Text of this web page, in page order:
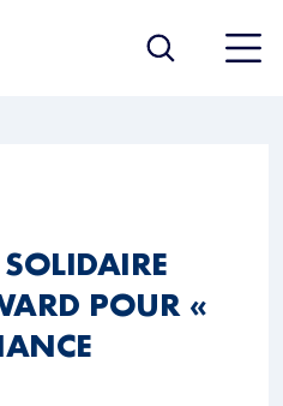
SOLIDAIRE
POUR «